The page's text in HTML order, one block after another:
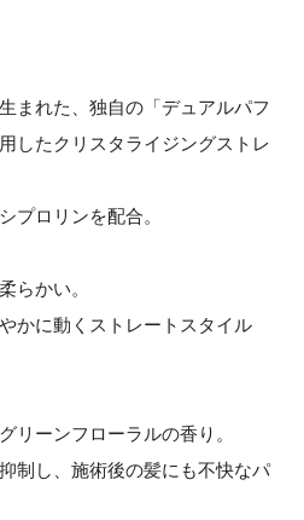
まれた、独自の「デュアルパフ
したクリスタライジングストレ
プロリンを配合。
らかい。
かに動くストレートスタイル
リーンフローラルの香り。
制し、施術後の髪にも不快なパ